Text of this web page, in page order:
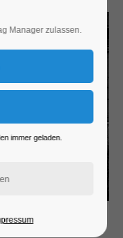
Manager zulassen.
immer geladen.